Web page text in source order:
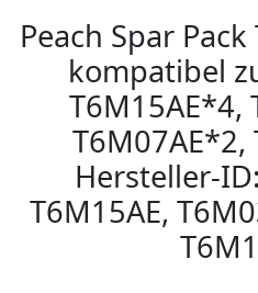
Peach Spar
kompatibel
T6M15AE*4,
T6M07AE*2,
Hersteller-
T6M15AE,